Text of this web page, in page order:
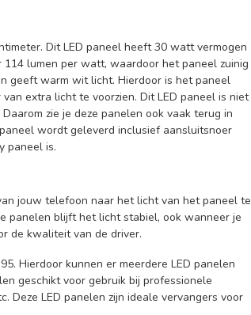
Dit LED paneel heeft 30 watt vermogen
lumen per watt, waardoor het paneel zuinig
geeft warm wit licht. Hierdoor is het paneel
extra licht te voorzien. Dit LED paneel is niet
zie je deze panelen ook vaak terug in
wordt geleverd inclusief aansluitsnoer
paneel is.
jouw telefoon naar het licht van het paneel te
panelen blijft het licht stabiel, ook wanneer je
de kwaliteit van de driver.
Hierdoor kunnen er meerdere LED panelen
geschikt voor gebruik bij professionele
Deze LED panelen zijn ideale vervangers voor